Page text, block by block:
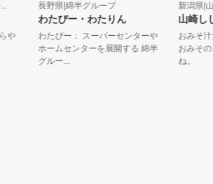
長野県|綿半グループ
わたぴー・わたりん
わたぴー： スーパーセンターや
ホームセンターを展開する 綿半
グルー...
新潟県|山崎
山崎しし
おみそ汁大
おみそのこ
ね。